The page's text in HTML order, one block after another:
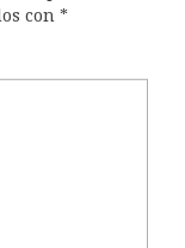
con *